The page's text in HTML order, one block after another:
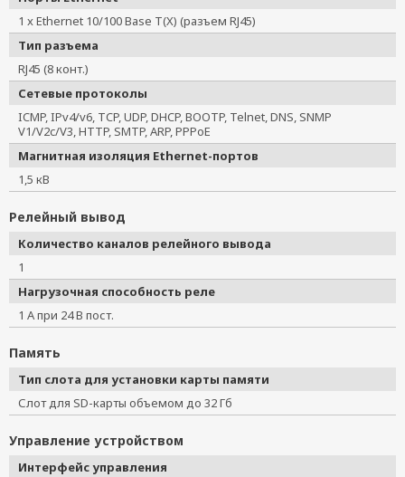
1 x Ethernet 10/100 Base T(X) (разъем RJ45)
Тип разъема
RJ45 (8 конт.)
Сетевые протоколы
ICMP, IPv4/v6, TCP, UDP, DHCP, BOOTP, Telnet, DNS, SNMP
V1/V2c/V3, HTTP, SMTP, ARP, PPPoE
Магнитная изоляция Ethernet-портов
1,5 кВ
Релейный вывод
Количество каналов релейного вывода
1
Нагрузочная способность реле
1 А при 24 В пост.
Память
Тип слота для установки карты памяти
Слот для SD-карты объемом до 32 Гб
Управление устройством
Интерфейс управления